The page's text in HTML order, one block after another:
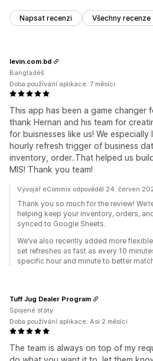
Napsat recenzi Všechny recenze
This app has been a game changer
thank Hernan and his team for
for buisnesses like us! We
hourly refresh trigger of business
inventory, order..That helped us
MIS! Thank you team!
levin.com.bd
Bangladéš
Doba používání aplikace: 7 měsíci
Vývojář eCommix odpověděl 24. červen
Thank you so much for the review!
helping keep your inventory, orders,
synced to Google Sheets.
We’ve also recently added more
set refreshes as fast as every 10
specific hour and minute to better
The team is always on top of my
Tuff Jug Dealer Program
Spojené státy
Doba používání aplikace: Asi 2 měsíci